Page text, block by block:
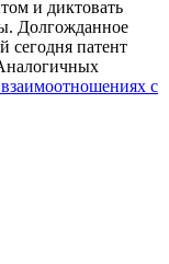
и диктовать
Долгожданное
сегодня патент
с